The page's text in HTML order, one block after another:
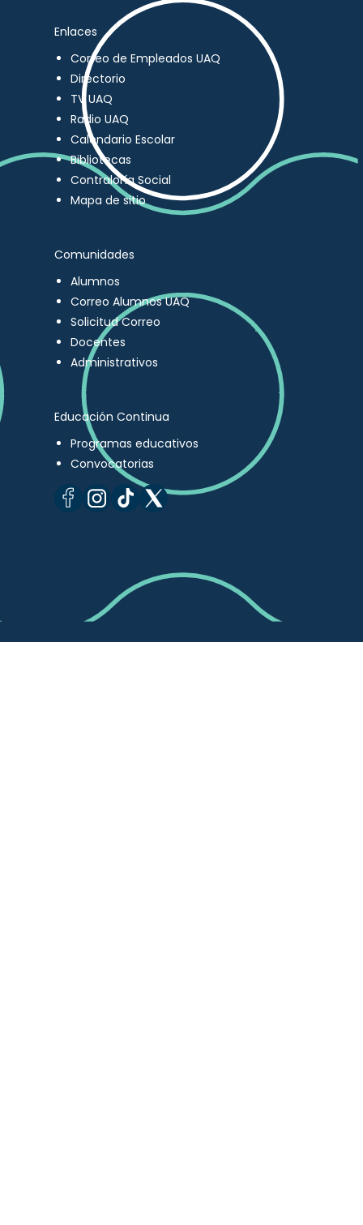
Enlaces
Correo de Empleados UAQ
Directorio
TV UAQ
Radio UAQ
Calendario Escolar
Bibliotecas
Contraloría Social
Mapa de sitio
Comunidades
Alumnos
Correo Alumnos UAQ
Solicitud Correo
Docentes
Administrativos
Educación Continua
Programas educativos
Convocatorias